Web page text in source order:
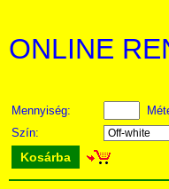
ONLINE
Mennyiség:
Szín:
Kosárba